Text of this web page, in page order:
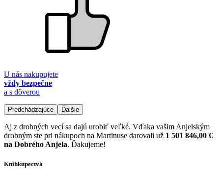
U nás nakupujete
vždy bezpečne
a s dôverou
Predchádzajúce Ďalšie
Aj z drobných vecí sa dajú urobiť veľké. Vďaka vašim Anjelským
drobným ste pri nákupoch na Martinuse darovali už 1 501 846,00 €
na Dobrého Anjela. Ďakujeme!
Kníhkupectvá